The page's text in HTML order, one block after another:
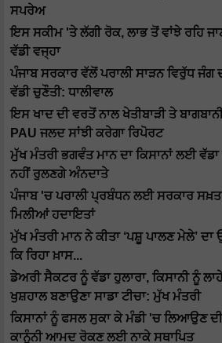
ਸਪਰੇਅ
ਇਸ ਸਕੀਮ 'ਤੇ ਲੱਗੀ ਰੋਕ, ਲਾਭ ਤੋਂ ਵਾਂਝੇ ਰਹਿ
ਵੱਡੀ ਵਜ੍ਹਾ
ਪੰਜਾਬ ਸਰਕਾਰ ਵੱਲੋਂ ਪਰਾਲੀ ਸਾੜਨ ਵਿਰੁੱਧ ਜੰਗ
ਵੱਡੀ ਚੁਣੌਤੀ: ਧਾਲੀਵਾਲ
ਇਸ ਖਾਦ ਦੀ ਵਰਤੋਂ ਨਾਲ ਖੇਤੀਬਾੜੀ ਤੇ
PAU ਜਲਦ ਸਾਂਝੀ ਕਰੇਗਾ ਰਿਪੋਰਟ
ਮੁੱਖ ਮੰਤਰੀ ਭਗਵੰਤ ਮਾਨ ਦਾ ਕਿਸਾਨਾਂ ਲਈ
ਨਹੀਂ ਰੁਲਣਗੇ ਅੰਨਦਾਤੇ
ਪੰਜਾਬ 'ਚ ਪਰਾਲੀ ਪ੍ਰਬੰਧਨ ਲਈ ਸਰਕਾਰ
ਮਿਲੀਆਂ ਹਦਾਇਤਾਂ
ਮੁੱਖ ਮੰਤਰੀ ਮਾਨ ਨੇ ਕੀਤਾ ‘ਪਸ਼ੂ ਪਾਲਣ ਮੇਲੇ’
ਕਿ ਰਿਹਾ ਖ਼ਾਸ...
ਡੇਅਰੀ ਸੈਕਟਰ ਨੂੰ ਵੱਡਾ ਹੁਲਾਰਾ, ਕਿਸਾਨੀ ਨੂੰ
ਖੁਸ਼ਹਾਲ ਬਣਾਉਣਾ ਸਾਡਾ ਟੀਚਾ: ਮੁੱਖ ਮੰਤਰੀ
ਕਿਸਾਨਾਂ ਨੂੰ ਫਸਲ ਸੁਕਾ ਕੇ ਮੰਡੀ 'ਚ ਲਿਆਉਣ
ਕਾਨੂੰਨੀ ਆਮਦ ਰੋਕਣ ਲਈ ਨਾਕੇ ਸਥਾਪਿਤ